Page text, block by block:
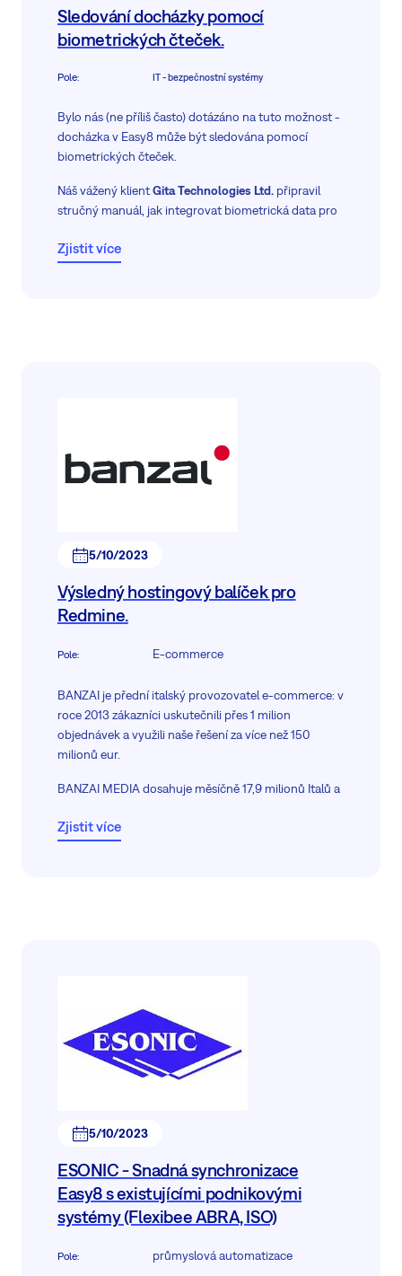
Sledování docházky pomocí
biometrických čteček.
Pole: IT - bezpečnostní systémy
Bylo nás (ne příliš často) dotázáno na tuto možnost -
docházka v Easy8 může být sledována pomocí
biometrických čteček.
Náš vážený klientGita Technologies Ltd. připravil
stručný manuál, jak integrovat biometrická data pro
agregované reporty.
Zjistit více
5/10/2023
Výsledný hostingový balíček pro
Redmine.
Pole: E-commerce
BANZAI je přední italský provozovatel e-commerce: v
roce 2013 zákazníci uskutečnili přes 1 milion
objednávek a využili naše řešení za více než 150
milionů eur.
BANZAI MEDIA dosahuje měsíčně 17,9 milionů Italů a
cílová skupina za září). Je to díky jejich specifickému
Zjistit více
5/10/2023
ESONIC - Snadná synchronizace
Easy8 s existujícími podnikovými
systémy (Flexibee ABRA, ISO)
Pole: průmyslová automatizace